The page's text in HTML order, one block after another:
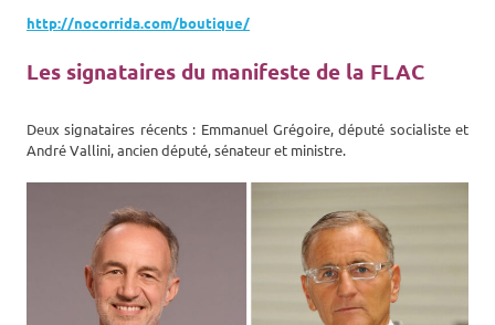
http://nocorrida.com/boutique/‌
Les signataires du manifeste de la FLAC
Deux signataires récents : Emmanuel Grégoire, député socialiste et
André Vallini, ancien député, sénateur et ministre.